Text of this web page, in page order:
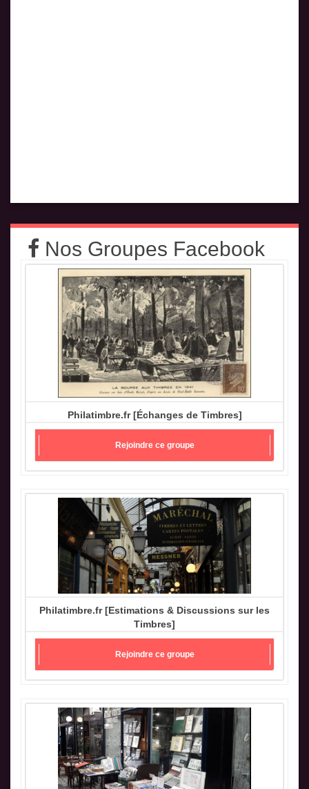
Nos Groupes Facebook
Philatimbre.fr [Échanges de Timbres]
Rejoindre ce groupe
Philatimbre.fr [Estimations & Discussions sur les
Timbres]
Rejoindre ce groupe